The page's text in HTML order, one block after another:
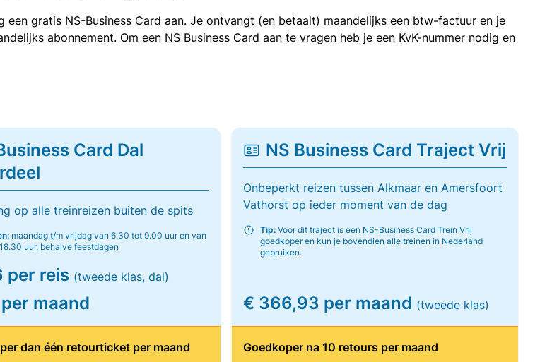
gratis NS-Business Card aan. Je ontvangt (en betaalt) maandelijks een btw-factuur en je
abonnement. Om een NS Business Card aan te vragen heb je een KvK-nummer nodig en
Card Dal
op alle treinreizen buiten de spits
maandag t/m vrijdag van 6.30 tot 9.00 uur en van
uur, behalve feestdagen
per reis (tweede klas, dal)
maand
dan één retourticket per maand
NS Business Card Traject Vrij
Onbeperkt reizen tussen Alkmaar en Amersfoort
Vathorst op ieder moment van de dag
Tip:Voor dit traject is een NS-Business Card Trein Vrij
goedkoper en kun je bovendien alle treinen in Nederland
gebruiken.
€ 366,93 per maand (tweede klas)
Goedkoper na 10 retours per maand